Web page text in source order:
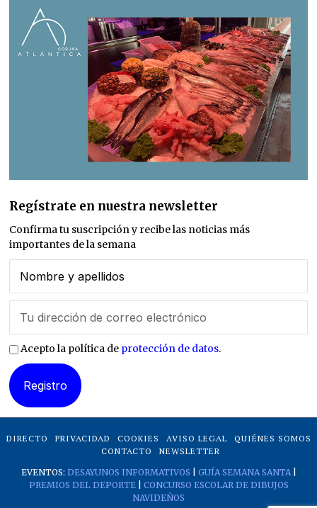
Regístrate en nuestra newsletter
Confirma tu suscripción y recibe las noticias más
importantes de la semana
Acepto la política de protección de datos.
DIRECTO PRIVACIDAD COOKIES AVISO LEGAL
QUIÉNES SOMOS
CONTACTO
NEWSLETTER
EVENTOS: DESAYUNOS INFORMATIVOS GUÍA SEMANA SANTA|
PREMIOS DEL DEPORTE| CONCURSO ESCOLAR DE DIBUJOS
NAVIDEÑOS